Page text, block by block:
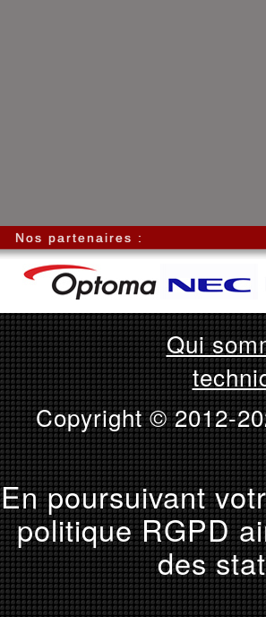
Nos partenaires :
Qui
Copyright © 2012-
En poursuivant
politique RGPD
des